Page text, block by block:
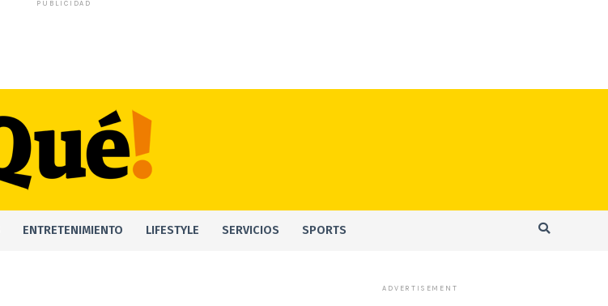
PUBLICIDAD
ENTRETENIMIENTO LIFESTYLE SERVICIOS SPORTS
ADVERTISEMENT